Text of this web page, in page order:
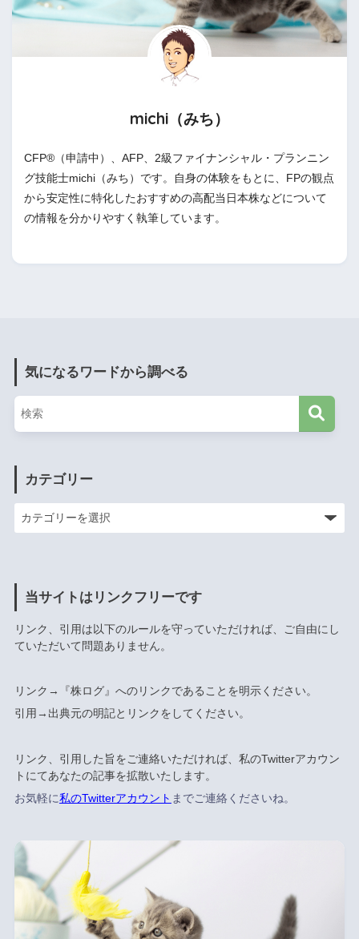
michi（みち）
CFP®（申請中）、AFP、2級ファイナンシャル・プランニン
グ技能士michi（みち）です。自身の体験をもとに、FPの観点
から安定性に特化したおすすめの高配当日本株などについて
の情報を分かりやすく執筆しています。
気になるワードから調べる
カテゴリー
当サイトはリンクフリーです
リンク、引用は以下のルールを守っていただければ、ご自由にし
ていただいて問題ありません。
リンク→『株ログ』へのリンクであることを明示ください。
引用→出典元の明記とリンクをしてください。
リンク、引用した旨をご連絡いただければ、私のTwitterアカウン
トにてあなたの記事を拡散いたします。
お気軽に私のTwitterアカウント までご連絡くださいね。